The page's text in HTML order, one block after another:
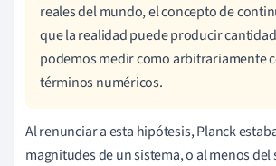
reales del mundo, el concepto de
que la realidad puede producir
podemos medir como arbitrariamente
términos numéricos.
Al renunciar a esta hipótesis, Planck
magnitudes de un sistema, o al menos